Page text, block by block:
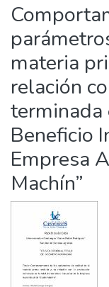
Statistics
materia
relación
terminada
Beneficio
Empresa
Machín”